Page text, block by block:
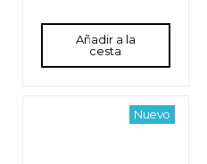
Añadir a la
cesta
Nuevo